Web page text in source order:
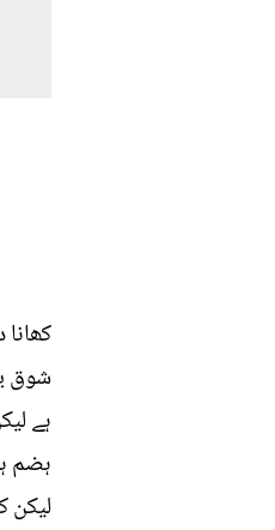
شوق
ہے
ہضم
لیکن